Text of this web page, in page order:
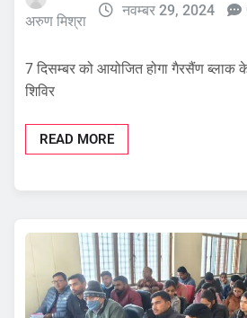
अरुण मिश्रा
नवम्बर 29, 2024
7 दिसम्बर को आयोजित होगा गैरसैंण ब्लाक के
शिविर
READ MORE